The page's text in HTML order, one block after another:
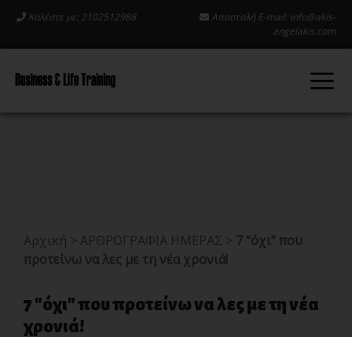
Καλέστε με: 2102512988 Αποστολή E-mail: info@akis-
angelakis.com
Αρχική > ΑΡΘΡΟΓΡΑΦΙΑ ΗΜΕΡΑΣ > 7 “όχι” που
προτείνω να λες με τη νέα χρονιά!
7 "όχι" που προτείνω να λες με τη νέα
χρονιά!